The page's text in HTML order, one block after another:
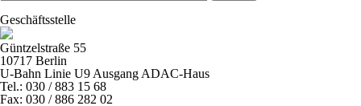
Geschäftsstelle
Güntzelstraße 55
10717 Berlin
U-Bahn Linie U9 Ausgang ADAC-Haus
Tel.: 030 / 883 15 68
Fax: 030 / 886 282 02